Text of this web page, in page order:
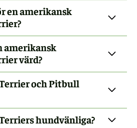
en amerikansk
amerikansk
värd?
och Pitbull
hundvänliga?